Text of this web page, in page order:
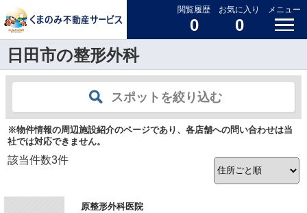
閲覧履歴
0
お気に入り
0
メニュー
日田市の整形外科
スポットを絞り込む
※物件情報の周辺施設紹介のページであり、各店舗への問い合わせは当
社では対応できません。
該当件数3件
原整形外科医院